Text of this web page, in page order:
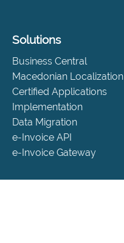
Solutions
Business Central
Macedonian Localization
Certified Applications
Implementation
Data Migration
e-Invoice API
e-Invoice Gateway